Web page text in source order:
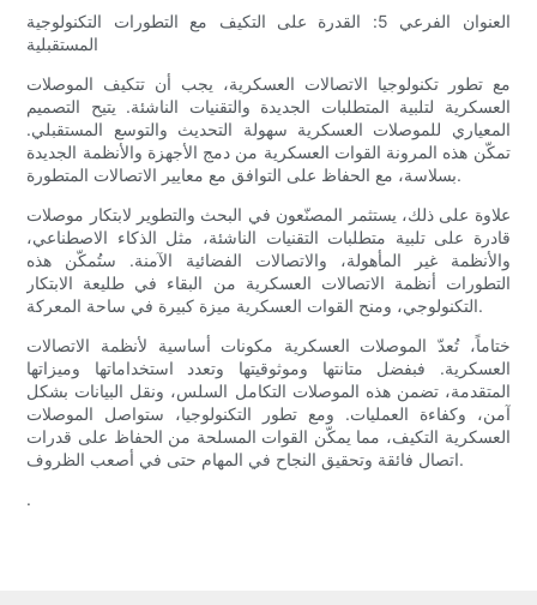
العنوان الفرعي 5: القدرة على التكيف مع التطورات التكنولوجية
المستقبلية
مع تطور تكنولوجيا الاتصالات العسكرية، يجب أن تتكيف الموصلات
العسكرية لتلبية المتطلبات الجديدة والتقنيات الناشئة. يتيح التصميم
المعياري للموصلات العسكرية سهولة التحديث والتوسع المستقبلي.
تمكّن هذه المرونة القوات العسكرية من دمج الأجهزة والأنظمة الجديدة
بسلاسة، مع الحفاظ على التوافق مع معايير الاتصالات المتطورة.
علاوة على ذلك، يستثمر المصنّعون في البحث والتطوير لابتكار موصلات
قادرة على تلبية متطلبات التقنيات الناشئة، مثل الذكاء الاصطناعي،
والأنظمة غير المأهولة، والاتصالات الفضائية الآمنة. ستُمكّن هذه
التطورات أنظمة الاتصالات العسكرية من البقاء في طليعة الابتكار
التكنولوجي، ومنح القوات العسكرية ميزة كبيرة في ساحة المعركة.
ختاماً، تُعدّ الموصلات العسكرية مكونات أساسية لأنظمة الاتصالات
العسكرية. فبفضل متانتها وموثوقيتها وتعدد استخداماتها وميزاتها
المتقدمة، تضمن هذه الموصلات التكامل السلس، ونقل البيانات بشكل
آمن، وكفاءة العمليات. ومع تطور التكنولوجيا، ستواصل الموصلات
العسكرية التكيف، مما يمكّن القوات المسلحة من الحفاظ على قدرات
اتصال فائقة وتحقيق النجاح في المهام حتى في أصعب الظروف.
.